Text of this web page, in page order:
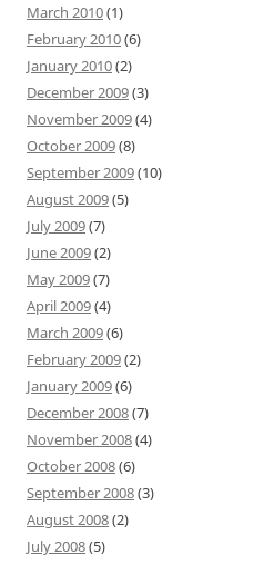
March 2010(1)
February 2010(6)
January 2010(2)
December 2009(3)
November 2009(4)
October 2009(8)
September 2009(10)
August 2009(5)
July 2009(7)
June 2009(2)
May 2009(7)
April 2009(4)
March 2009(6)
February 2009(2)
January 2009(6)
December 2008(7)
November 2008(4)
October 2008(6)
September 2008(3)
August 2008(2)
July 2008(5)